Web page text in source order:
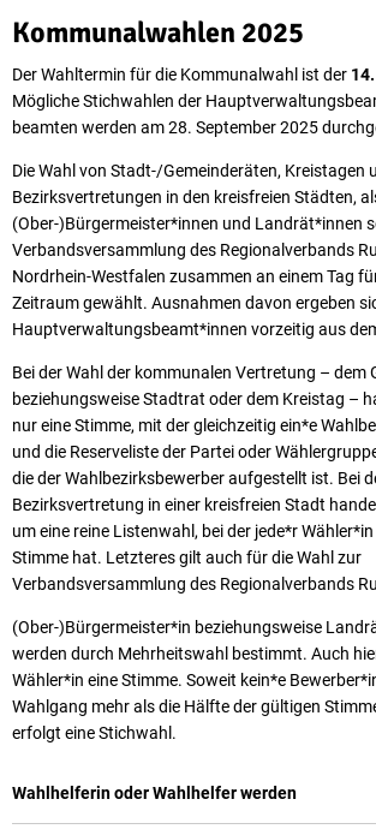
Kommunalwahlen 2025
Der Wahltermin für die Kommunalwahl ist der
Mögliche Stichwahlen der
beamten werden am 28. September 2025
Die Wahl von Stadt-/Gemeinderäten, Kreistagen
Bezirksvertretungen in den kreisfreien Städten,
(Ober-)Bürgermeister*innen und Landrät*innen
Verbandsversammlung des Regionalverbands
Nordrhein-Westfalen zusammen an einem Tag
Zeitraum gewählt. Ausnahmen davon ergeben
Hauptverwaltungsbeamt*innen vorzeitig aus
Bei der Wahl der kommunalen Vertretung – dem
beziehungsweise Stadtrat oder dem Kreistag –
nur eine Stimme, mit der gleichzeitig ein*e
und die Reserveliste der Partei oder
die der Wahlbezirksbewerber aufgestellt ist. Bei
Bezirksvertretung in einer kreisfreien Stadt
um eine reine Listenwahl, bei der jede*r
Stimme hat. Letzteres gilt auch für die Wahl zur
Verbandsversammlung des Regionalverbands
(Ober-)Bürgermeister*in beziehungsweise
werden durch Mehrheitswahl bestimmt. Auch
Wähler*in eine Stimme. Soweit kein*e
Wahlgang mehr als die Hälfte der gültigen
erfolgt eine Stichwahl.
Wahlhelferin oder Wahlhelfer werden